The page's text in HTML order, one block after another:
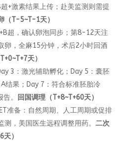
+激素结果上传；赴美监测则需提
（T-5~T-1天）
超，确认卵泡同步；第8-12天注
卵，全麻15分钟，术后2小时回酒
天）
3：激光辅助孵化；Day 5：囊胚
结果；Day 7：符合标准胚胎冷
。
回国调理（T+8~T+60天）
准备：自然周期、人工周期或促排
测，美国医生远程调整用药。 二次
）